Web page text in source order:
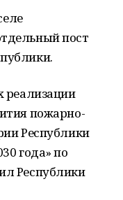
пост
реализации
пожарно-
Республики
года» по
Республики